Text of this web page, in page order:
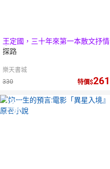
王定國，三十年來第一本散文抒情
書
探路
樂天書城
330
特價 261
10倍
點數